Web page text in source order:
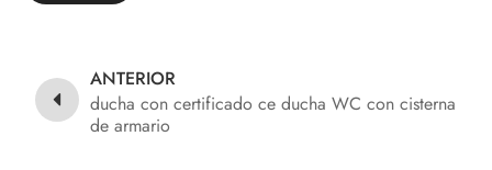
ANTERIOR
ducha con certificado ce ducha WC con cisterna
de armario